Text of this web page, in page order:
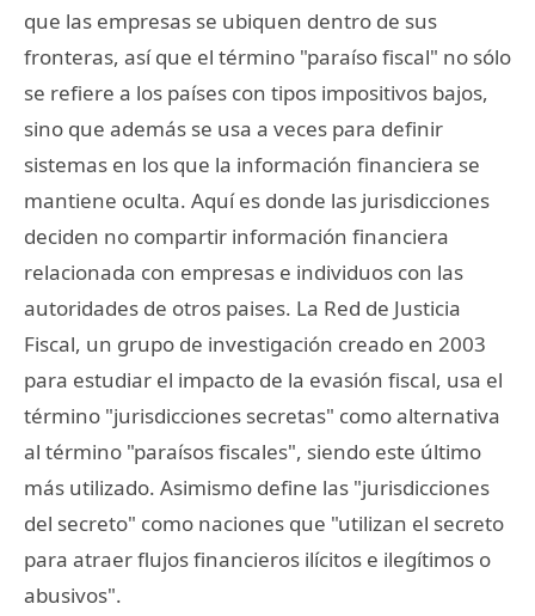
que las empresas se ubiquen dentro de sus
fronteras, así que el término "paraíso fiscal" no sólo
se refiere a los países con tipos impositivos bajos,
sino que además se usa a veces para definir
sistemas en los que la información financiera se
mantiene oculta. Aquí es donde las jurisdicciones
deciden no compartir información financiera
relacionada con empresas e individuos con las
autoridades de otros paises. La Red de Justicia
Fiscal, un grupo de investigación creado en 2003
para estudiar el impacto de la evasión fiscal, usa el
término "jurisdicciones secretas" como alternativa
al término "paraísos fiscales", siendo este último
más utilizado. Asimismo define las "jurisdicciones
del secreto" como naciones que "utilizan el secreto
para atraer flujos financieros ilícitos e ilegítimos o
abusivos".